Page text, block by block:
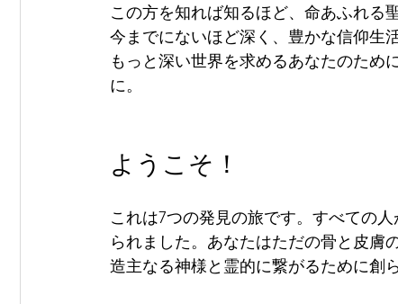
この方を知れば知るほど、命あふれる
今までにないほど深く、豊かな信仰生
もっと深い世界を求めるあなたのため
に。
ようこそ！
これは7つの発見の旅です。すべての
られました。あなたはただの骨と皮膚
造主なる神様と霊的に繋がるために創